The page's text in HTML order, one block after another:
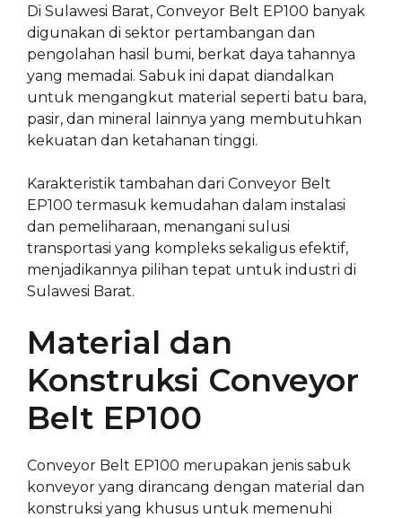
Di Sulawesi Barat, Conveyor Belt EP100 banyak
digunakan di sektor pertambangan dan
pengolahan hasil bumi, berkat daya tahannya
yang memadai. Sabuk ini dapat diandalkan
untuk mengangkut material seperti batu bara,
pasir, dan mineral lainnya yang membutuhkan
kekuatan dan ketahanan tinggi.
Karakteristik tambahan dari Conveyor Belt
EP100 termasuk kemudahan dalam instalasi
dan pemeliharaan, menangani sulusi
transportasi yang kompleks sekaligus efektif,
menjadikannya pilihan tepat untuk industri di
Sulawesi Barat.
Material dan
Konstruksi Conveyor
Belt EP100
Conveyor Belt EP100 merupakan jenis sabuk
konveyor yang dirancang dengan material dan
konstruksi yang khusus untuk memenuhi